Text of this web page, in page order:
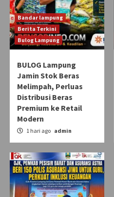
Bandar lampung
Berita Terkini
Bulog Lampung
BULOG Lampung
Jamin Stok Beras
Melimpah, Perluas
Distribusi Beras
Premium ke Retail
Modern
1 hari ago admin